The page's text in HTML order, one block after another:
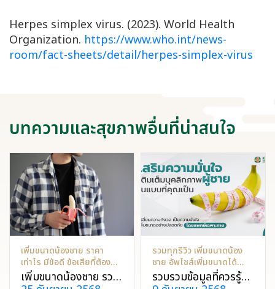
Herpes simplex virus. (2023). World Health
Organization. https://www.who.int/news-
room/fact-sheets/detail/herpes-simplex-virus
บทความและสุขภาพอื่นที่น่าสนใจ
เพิ่มขนาดน้องชาย ราคา
เท่าไร มีข้อดี ข้อเสียที่ต้อง
กังวลไหม
เพิ่มขนาดน้องชาย รวม
รวมทุกรีวิว เพิ่มขนาดน้อง
ชาย อัพไซส์เพิ่มขนาดได้
อย่างปลอดภัย
รวบรวมข้อมูลที่ควรรู้